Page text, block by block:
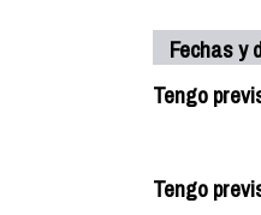
Fechas y
Tengo
Tengo